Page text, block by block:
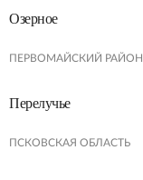
Озерное
ПЕРВОМАЙСКИЙ РАЙОН
Перелучье
ПСКОВСКАЯ ОБЛАСТЬ